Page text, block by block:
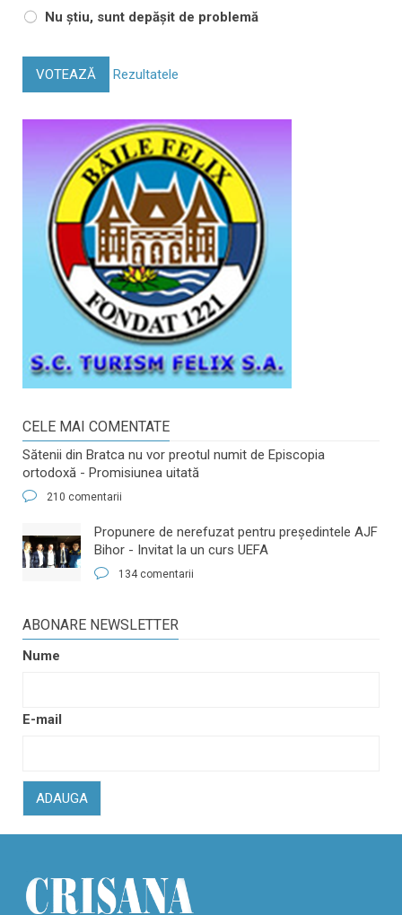
Nu știu, sunt depășit de problemă
VOTEAZĂ Rezultatele
CELE MAI COMENTATE
Sătenii din Bratca nu vor preotul numit de Episcopia
ortodoxă - Promisiunea uitată
210 comentarii
​Propunere de nerefuzat pentru preşedintele AJF
Bihor - Invitat la un curs UEFA
134 comentarii
ABONARE NEWSLETTER
Nume
E-mail
ADAUGA